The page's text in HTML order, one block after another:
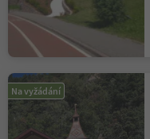
Na vyžádání